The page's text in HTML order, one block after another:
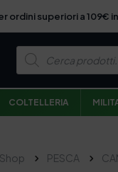
ordini superiori a 109€
P
o
d
u
c
t
a
COLTELLERIA
Shop PESCA